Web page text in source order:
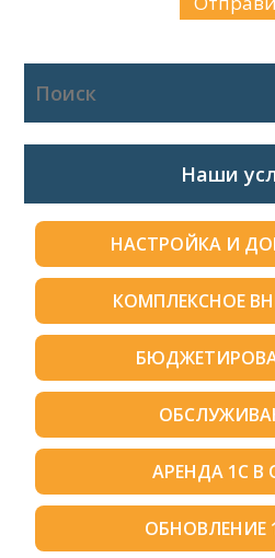
Наши
НАСТРОЙКА И
КОМПЛЕКСНОЕ
АРЕНДА 1С В
ОБНОВЛЕНИЕ